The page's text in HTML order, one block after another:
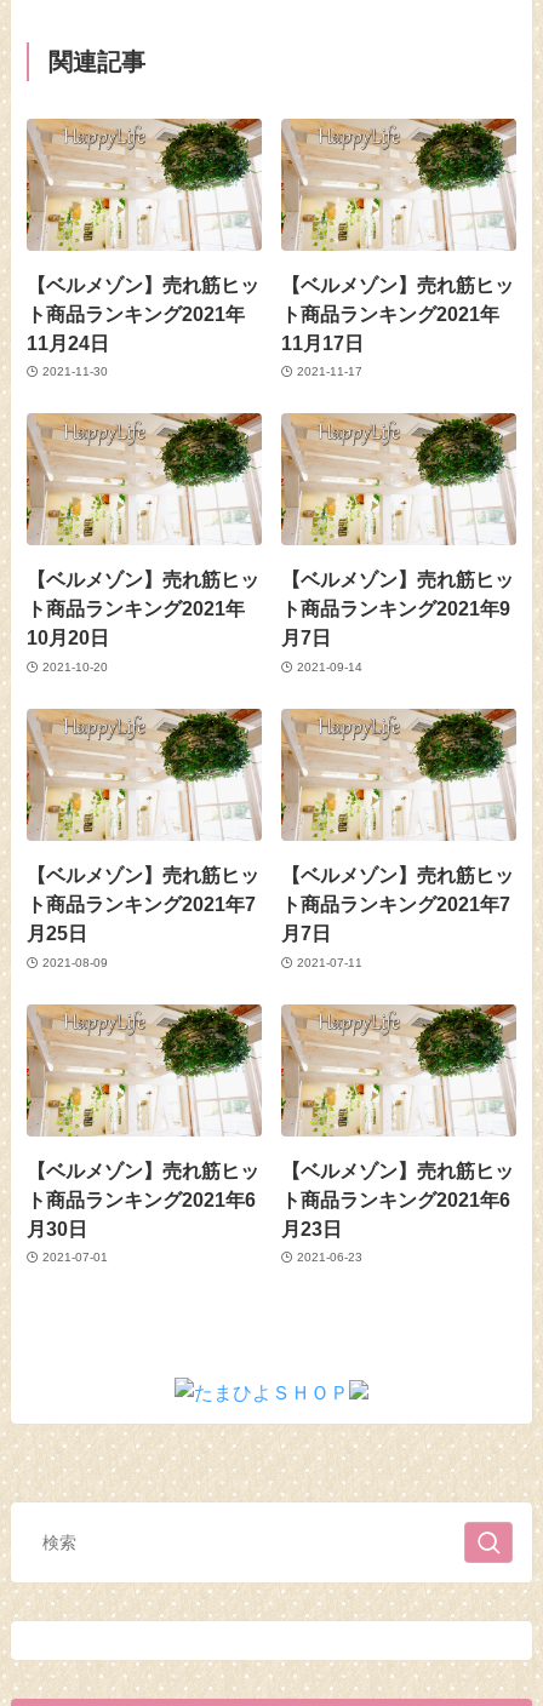
関連記事
【ベルメゾン】売れ筋ヒッ
ト商品ランキング2021年
11月24日
2021-11-30
【ベルメゾン】売れ筋ヒッ
ト商品ランキング2021年
11月17日
2021-11-17
【ベルメゾン】売れ筋ヒッ
ト商品ランキング2021年
10月20日
2021-10-20
【ベルメゾン】売れ筋ヒッ
ト商品ランキング2021年9
月7日
2021-09-14
【ベルメゾン】売れ筋ヒッ
ト商品ランキング2021年7
月25日
2021-08-09
【ベルメゾン】売れ筋ヒッ
ト商品ランキング2021年7
月7日
2021-07-11
【ベルメゾン】売れ筋ヒッ
ト商品ランキング2021年6
月30日
2021-07-01
【ベルメゾン】売れ筋ヒッ
ト商品ランキング2021年6
月23日
2021-06-23